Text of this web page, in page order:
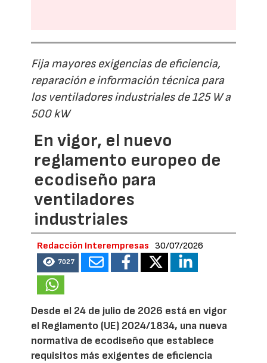
Fija mayores exigencias de eficiencia,
reparación e información técnica para
los ventiladores industriales de 125 W a
500 kW
En vigor, el nuevo
reglamento europeo de
ecodiseño para
ventiladores
industriales
Redacción Interempresas 30/07/2026
7027
Desde el 24 de julio de 2026 está en vigor
el Reglamento (UE) 2024/1834, una nueva
normativa de ecodiseño que establece
requisitos más exigentes de eficiencia